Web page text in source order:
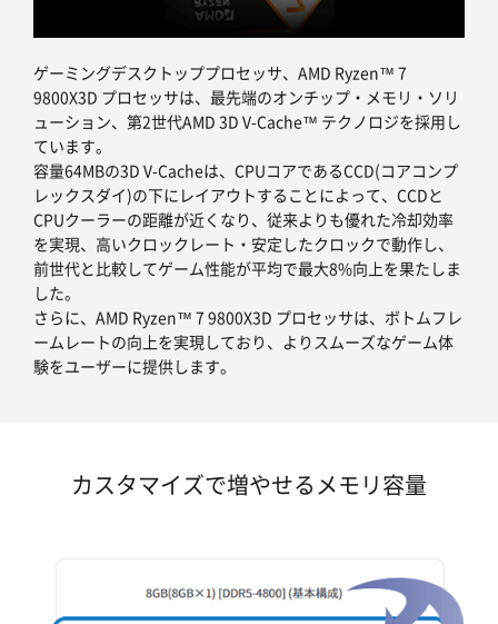
ゲーミングデスクトッププロセッサ、AMD Ryzen™ 7
9800X3D プロセッサは、最先端のオンチップ・メモリ・ソリ
ューション、第2世代AMD 3D V-Cache™ テクノロジを採用し
ています。
容量64MBの3D V-Cacheは、CPUコアであるCCD(コアコンプ
レックスダイ)の下にレイアウトすることによって、CCDと
CPUクーラーの距離が近くなり、従来よりも優れた冷却効率
を実現、高いクロックレート・安定したクロックで動作し、
前世代と比較してゲーム性能が平均で最大8%向上を果たしま
した。
さらに、AMD Ryzen™ 7 9800X3D プロセッサは、ボトムフレ
ームレートの向上を実現しており、よりスムーズなゲーム体
験をユーザーに提供します。
カスタマイズで増やせるメモリ容量